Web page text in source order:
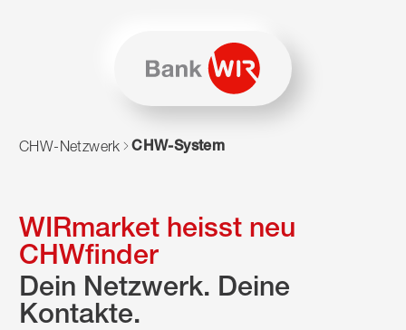
Zum Navigieren dieser Seite wird JavaScript benötigt.
CHW-Netzwerk CHW-System
WIRmarket heisst neu
CHWfinder
Dein Netzwerk. Deine
Kontakte.